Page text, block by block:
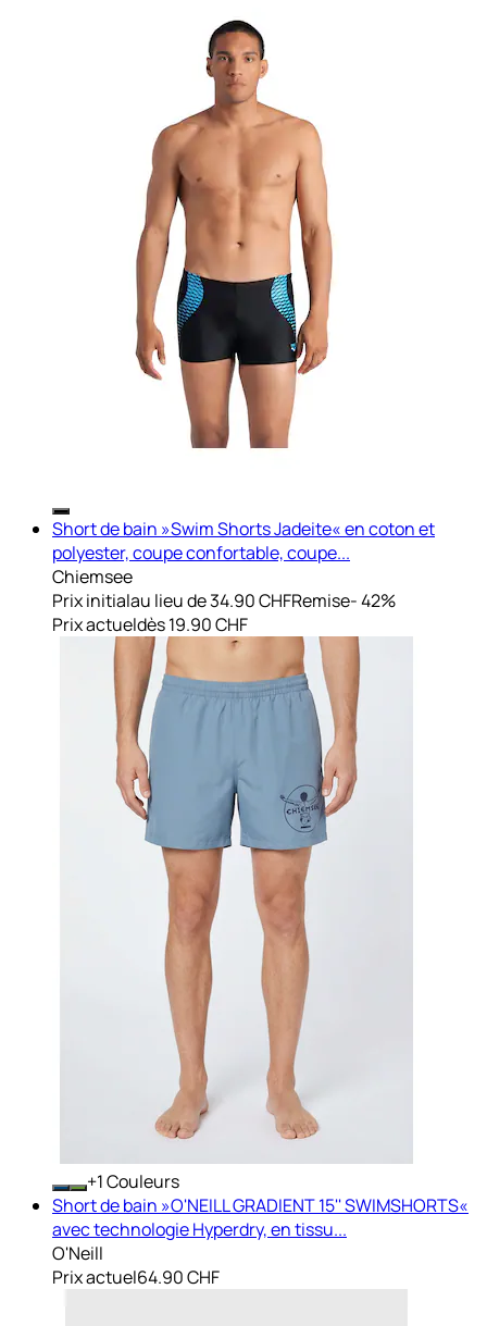
Short de bain »Swim Shorts Jadeite« en coton et
polyester, coupe confortable, coupe...
Chiemsee
Prix initialau lieu de 34.90 CHFRemise- 42%
Prix actueldès19.90 CHF
+ Couleurs
Short de bain »O'NEILL GRADIENT 15'' SWIMSHORTS«
avec technologie Hyperdry, en tissu...
O'Neill
Prix actuel64.90 CHF